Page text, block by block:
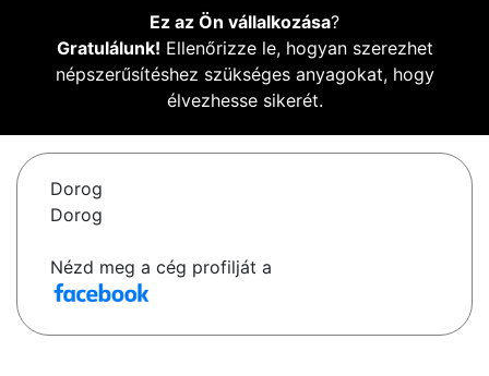
Ez az Ön vállalkozása?
Gratulálunk! Ellenőrizze le, hogyan szerezhet
népszerűsítéshez szükséges anyagokat, hogy
élvezhesse sikerét.
Dorog
Dorog
Nézd meg a cég profilját a